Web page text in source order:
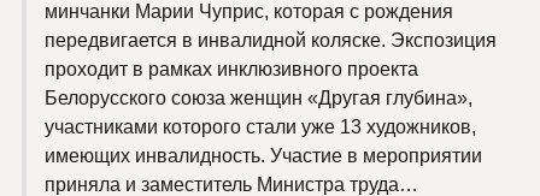
минчанки Марии Чуприс, которая с рождения
передвигается в инвалидной коляске. Экспозиция
проходит в рамках инклюзивного проекта
Белорусского союза женщин «Другая глубина»,
участниками которого стали уже 13 художников,
имеющих инвалидность. Участие в мероприятии
приняла и заместитель Министра труда…